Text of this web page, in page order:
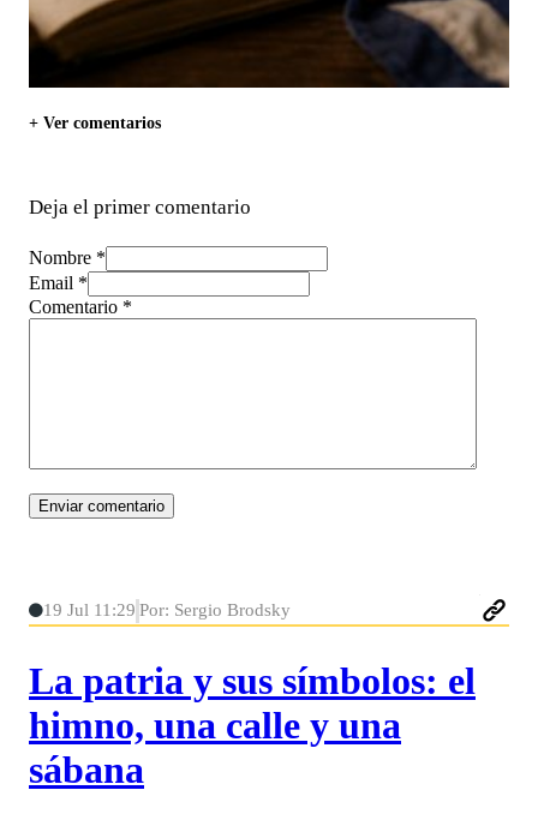
+ Ver comentarios
Deja el primer comentario
Nombre *
Email *
Comentario *
19 Jul 11:29 Por: Sergio Brodsky
La patria y sus símbolos: el
himno, una calle y una
sábana